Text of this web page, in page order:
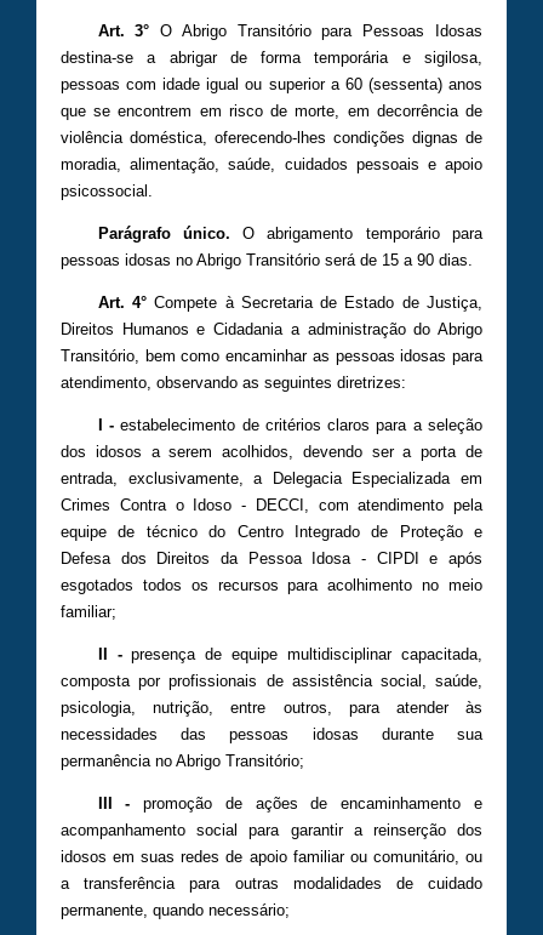
Art. 3°O Abrigo Transitório para Pessoas Idosas
destina-se a abrigar de forma temporária e sigilosa,
pessoas com idade igual ou superior a 60 (sessenta) anos
que se encontrem em risco de morte, em decorrência de
violência doméstica, oferecendo-lhes condições dignas de
moradia, alimentação, saúde, cuidados pessoais e apoio
psicossocial.
Parágrafo único. O abrigamento temporário para
pessoas idosas no Abrigo Transitório será de 15 a 90 dias.
Art. 4° Compete à Secretaria de Estado de Justiça,
Direitos Humanos e Cidadania a administração do Abrigo
Transitório, bem como encaminhar as pessoas idosas para
atendimento, observando as seguintes diretrizes:
I - estabelecimento de critérios claros para a seleção
dos idosos a serem acolhidos, devendo ser a porta de
entrada, exclusivamente, a Delegacia Especializada em
Crimes Contra o Idoso - DECCI, com atendimento pela
equipe de técnico do Centro Integrado de Proteção e
Defesa dos Direitos da Pessoa Idosa - CIPDI e após
esgotados todos os recursos para acolhimento no meio
familiar;
II -presença de equipe multidisciplinar capacitada,
composta por profissionais de assistência social, saúde,
psicologia, nutrição, entre outros, para atender às
necessidades das pessoas idosas durante sua
permanência no Abrigo Transitório;
III - promoção de ações de encaminhamento e
acompanhamento social para garantir a reinserção dos
idosos em suas redes de apoio familiar ou comunitário, ou
a transferência para outras modalidades de cuidado
permanente, quando necessário;